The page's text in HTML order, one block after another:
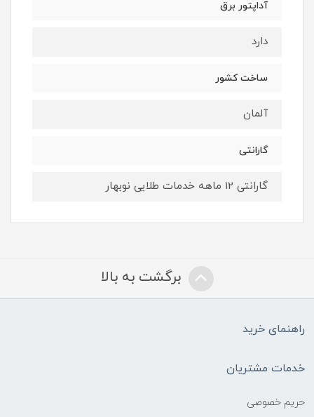
آداپتور برق
دارد
ساخت کشور
آلمان
گارانتی
گارانتی 12 ماهه خدمات طلایی نوبهار
برگشت به بالا
راهنمای خرید
خدمات مشتریان
حریم خصوصی